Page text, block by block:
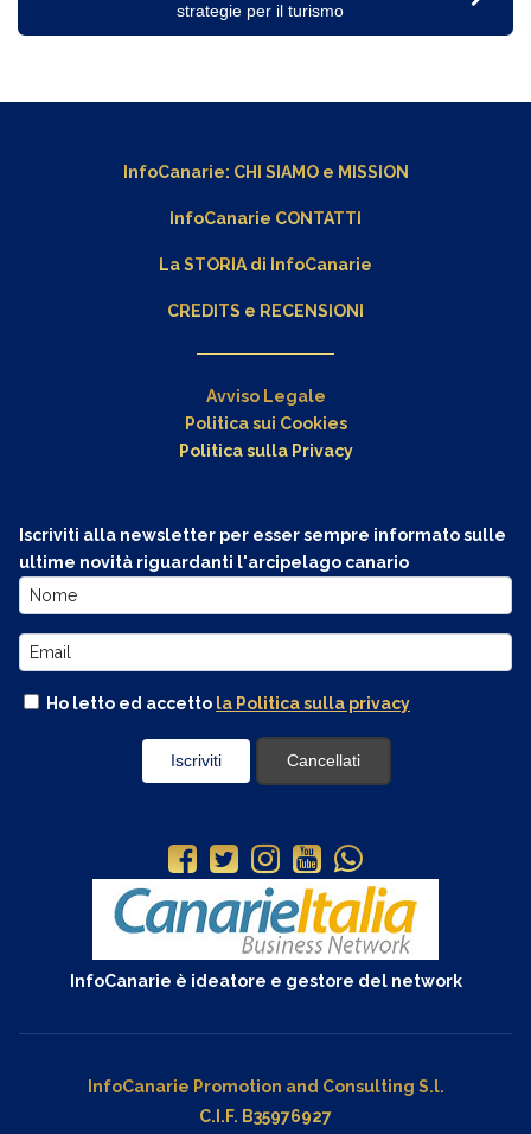
strategie per il turismo
InfoCanarie: CHI SIAMOe MISSION
InfoCanarie CONTATTI
La STORIA di InfoCanarie
CREDITS e RECENSIONI
Avviso Legale
Politica sui Cookies
Politica sulla Privacy
Iscriviti alla newsletter per esser sempre informato sulle
ultime novità riguardanti l'arcipelago canario
Ho letto ed accetto la Politica sulla privacy
InfoCanarie è ideatore e gestore del network
InfoCanarie Promotion and Consulting S.l.
C.I.F. B35976927